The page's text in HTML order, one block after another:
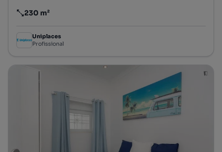
Preço por metro quadrado
230 m²
Uniplaces
Profissional